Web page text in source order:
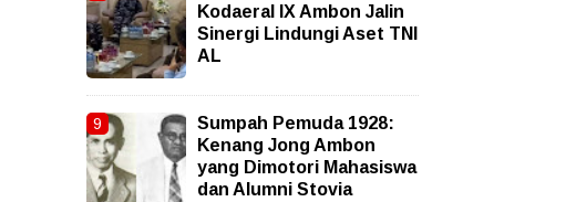
Kodaeral IX Ambon Jalin
Sinergi Lindungi Aset TNI
AL
Sumpah Pemuda 1928:
Kenang Jong Ambon
yang Dimotori Mahasiswa
dan Alumni Stovia